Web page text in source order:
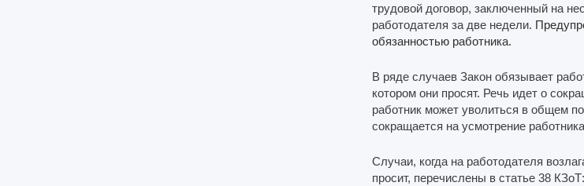
трудовой договор, заключенный на
работодателя за две недели.
обязанностью работника.
В ряде случаев Закон обязывает
котором они просят. Речь идет о
работник может уволиться в общем
сокращается на усмотрение
Случаи, когда на работодателя
просит, перечислены в статье 38